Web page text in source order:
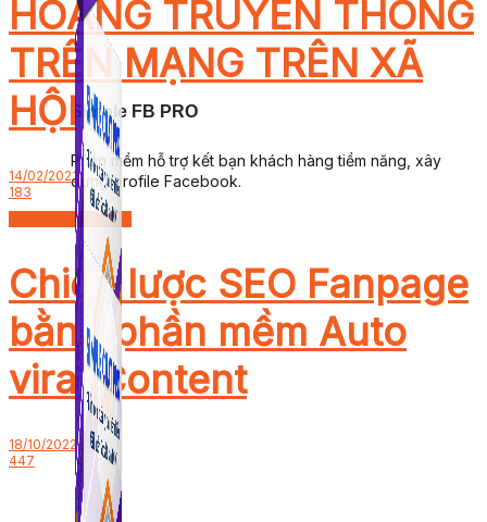
Simple FB PRO
Phần mềm hỗ trợ kết bạn khách hàng tiềm năng, xây
dựng profile Facebook.
HOẢNG TRUYỀN THÔNG
TRÊN MẠNG TRÊN XÃ
HỘI
14/02/2023
183
Công Cụ Marketing
Chiến lược SEO Fanpage
bằng phần mềm Auto
viral Content
18/10/2022
447